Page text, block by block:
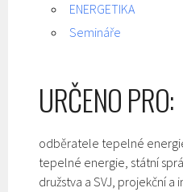
ENERGETIKA
Semináře
URČENO PRO:
odběratele tepelné
tepelné energie, státní
družstva a SVJ, projekční